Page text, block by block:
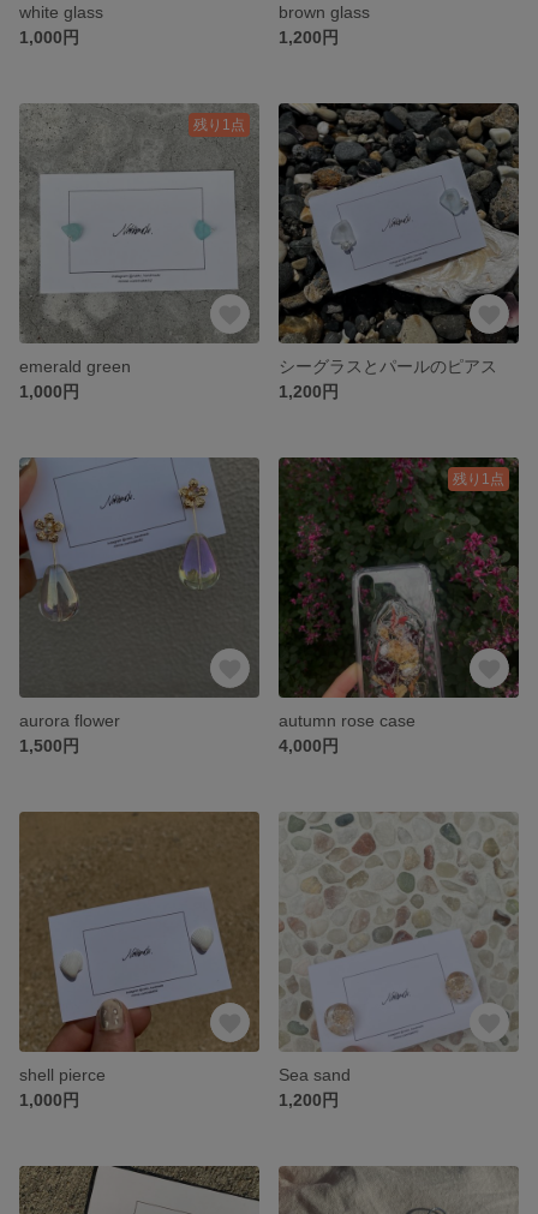
white glass
1,000円
brown glass
1,200円
残り1点
emerald green
1,000円
シーグラスとパールのピアス
1,200円
aurora flower
1,500円
残り1点
autumn rose case
4,000円
shell pierce
1,000円
Sea sand
1,200円